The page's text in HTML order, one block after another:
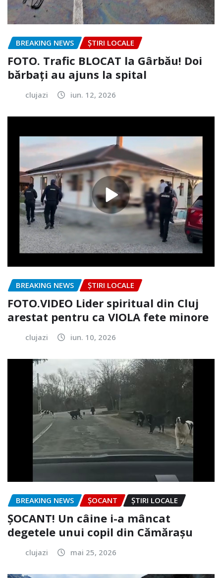
BREAKING NEWS ȘTIRI LOCALE
FOTO. Trafic BLOCAT la Gârbău! Doi
bărbați au ajuns la spital
clujazi iun. 12, 2026
BREAKING NEWS ȘTIRI LOCALE
FOTO.VIDEO Lider spiritual din Cluj
arestat pentru ca VIOLA fete minore
clujazi iun. 10, 2026
BREAKING NEWS ȘOCANT ȘTIRI LOCALE
ȘOCANT! Un câine i-a mâncat
degetele unui copil din Cămărașu
clujazi mai 25, 2026